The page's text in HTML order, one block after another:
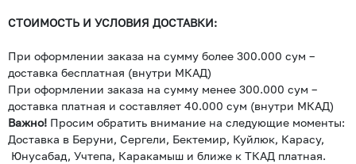
СТОИМОСТЬ И УСЛОВИЯ ДОСТАВКИ:
При оформлении заказа на сумму более 300.000 сум –
доставка бесплатная (внутри МКАД)
При оформлении заказа на сумму менее 300.000 сум –
доставка платная и составляет 40.000 сум (внутри МКАД)
Важно! Просим обратить внимание на следующие моменты:
Доставка в Беруни, Сергели, Бектемир, Куйлюк, Карасу,
Юнусабад, Учтепа, Каракамыш и ближе к ТКАД платная.